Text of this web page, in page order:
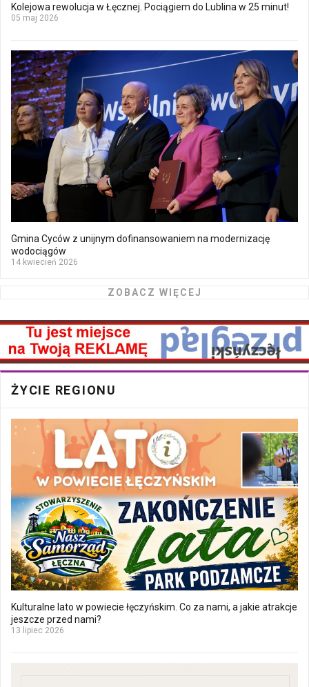
Kolejowa rewolucja w Łęcznej. Pociągiem do Lublina w 25 minut!
05 maj 2026
Gmina Cyców z unijnym dofinansowaniem na modernizację
wodociągów
14 kwiecień 2026
ZOBACZ WIĘCEJ
ŻYCIE REGIONU
Kulturalne lato w powiecie łęczyńskim. Co za nami, a jakie atrakcje
jeszcze przed nami?
13 lipiec 2026